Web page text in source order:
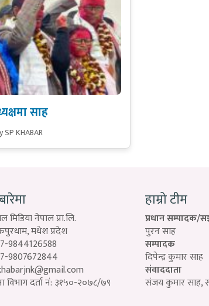
साह
SP KHABAR
नेपाल प्रा.लि.
मधेश प्रदेश
9844126588
9807672844
दर्ता नं: ३१५०-२०७८/७९
हाम्रो टीम
प्रधान सम्पादक/
पुरन साह
सम्पादक
दिपेन्द्र कुमार साह
संवाददाता
संजय कुमार साह,